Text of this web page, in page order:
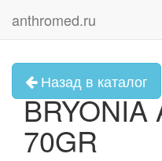
anthromed.ru
Назад в каталог
BRYONIA
70GR